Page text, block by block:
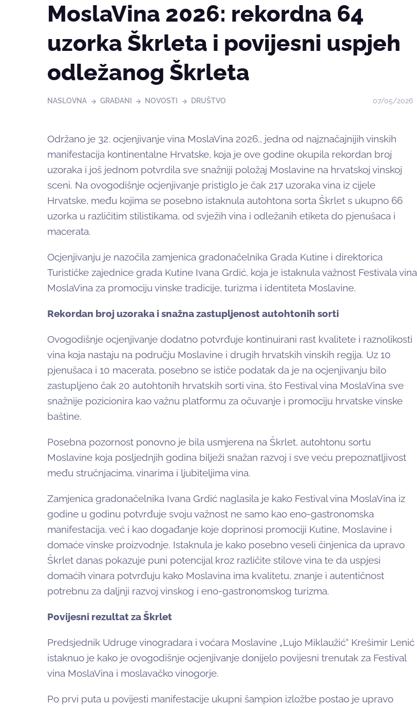
MoslaVina 2026: rekordna 64
uzorka Škrleta i povijesni uspjeh
odležanog Škrleta
NASLOVNA GRAĐANI NOVOSTI DRUŠTVO 07/05/2026
Održano je 32. ocjenjivanje vina MoslaVina 2026., jedna od najznačajnijih vinskih
manifestacija kontinentalne Hrvatske, koja je ove godine okupila rekordan broj
uzoraka i još jednom potvrdila sve snažniji položaj Moslavine na hrvatskoj vinskoj
sceni. Na ovogodišnje ocjenjivanje pristiglo je čak 217 uzoraka vina iz cijele
Hrvatske, među kojima se posebno istaknula autohtona sorta Škrlet s ukupno 66
uzorka u različitim stilistikama, od svježih vina i odležanih etiketa do pjenušaca i
macerata.
Ocjenjivanju je nazočila zamjenica gradonačelnika Grada Kutine i direktorica
Turističke zajednice grada Kutine Ivana Grdić, koja je istaknula važnost Festivala vina
MoslaVina za promociju vinske tradicije, turizma i identiteta Moslavine.
Rekordan broj uzoraka i snažna zastupljenost autohtonih sorti
Ovogodišnje ocjenjivanje dodatno potvrđuje kontinuirani rast kvalitete i raznolikosti
vina koja nastaju na području Moslavine i drugih hrvatskih vinskih regija. Uz 10
pjenušaca i 10 macerata, posebno se ističe podatak da je na ocjenjivanju bilo
zastupljeno čak 20 autohtonih hrvatskih sorti vina, što Festival vina MoslaVina sve
snažnije pozicionira kao važnu platformu za očuvanje i promociju hrvatske vinske
baštine.
Posebna pozornost ponovno je bila usmjerena na Škrlet, autohtonu sortu
Moslavine koja posljednjih godina bilježi snažan razvoj i sve veću prepoznatljivost
među stručnjacima, vinarima i ljubiteljima vina.
Zamjenica gradonačelnika Ivana Grdić naglasila je kako Festival vina MoslaVina iz
godine u godinu potvrđuje svoju važnost ne samo kao eno-gastronomska
manifestacija, već i kao događanje koje doprinosi promociji Kutine, Moslavine i
domaće vinske proizvodnje. Istaknula je kako posebno veseli činjenica da upravo
Škrlet danas pokazuje puni potencijal kroz različite stilove vina te da uspjesi
domaćih vinara potvrđuju kako Moslavina ima kvalitetu, znanje i autentičnost
potrebnu za daljnji razvoj vinskog i eno-gastronomskog turizma.
Povijesni rezultat za Škrlet
Predsjednik Udruge vinogradara i voćara Moslavine „Lujo Miklaužić“ Krešimir Lenić
istaknuo je kako je ovogodišnje ocjenjivanje donijelo povijesni trenutak za Festival
vina MoslaVina i moslavačko vinogorje.
Po prvi puta u povijesti manifestacije ukupni šampion izložbe postao je upravo